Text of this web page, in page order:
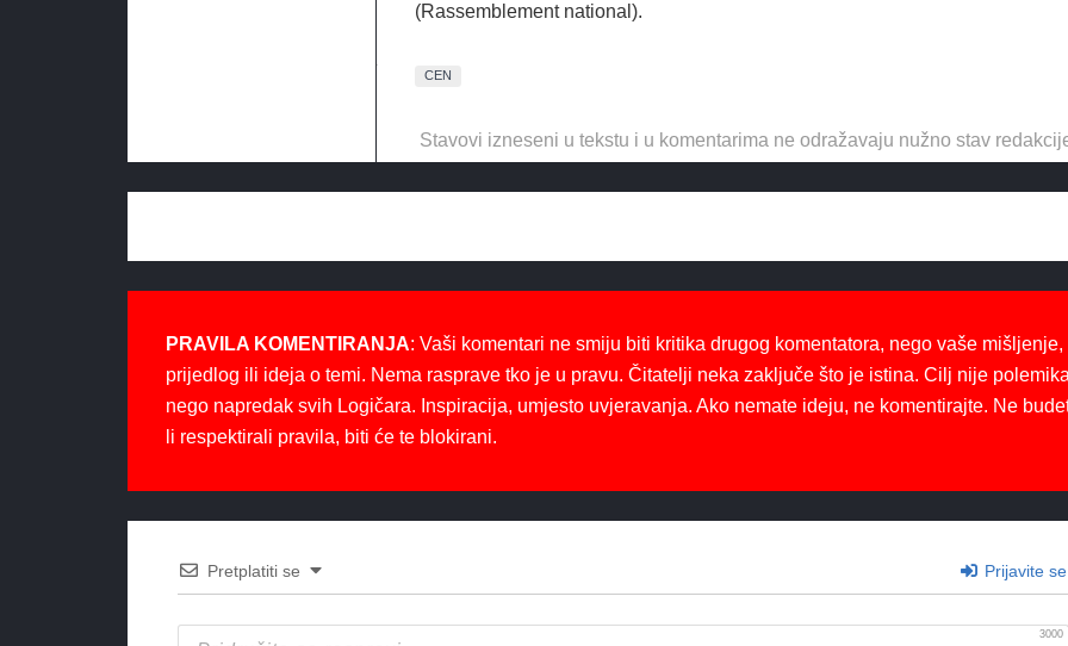
(Rassemblement national).
CEN
Stavovi izneseni u tekstu i u komentarima ne odražavaju nužno stav
PRAVILA KOMENTIRANJA: Vaši komentari ne smiju biti kritika drugog komentatora, nego vaše mišljenje,
prijedlog ili ideja o temi. Nema rasprave tko je u pravu. Čitatelji neka zaključe što je istina. Cilj nije
nego napredak svih Logičara. Inspiracija, umjesto uvjeravanja. Ako nemate ideju, ne komentirajte. Ne
li respektirali pravila, biti će te blokirani.
Pretplatiti se Prijavite se
3000